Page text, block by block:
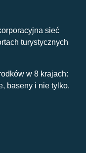
sieć
turystycznych
w 8 krajach:
baseny i nie tylko.